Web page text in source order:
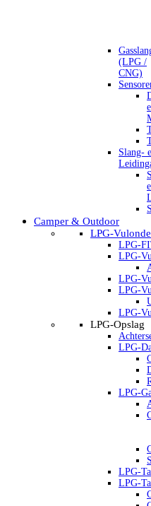
(LPG /
CNG)
Slang-
Camper & Outdoor
LPG-
LPG-
LPG-
LPG-
LPG-
LPG-
LPG-Opslag
LPG-
LPG-
LPG-
LPG-